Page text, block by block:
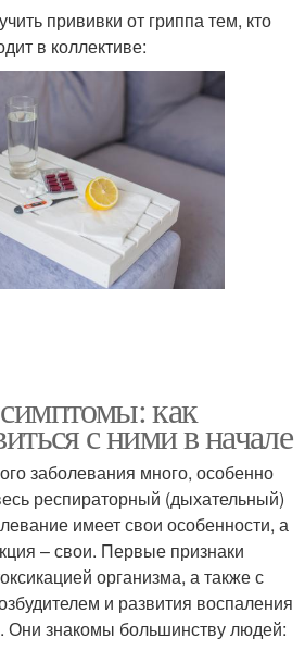
прививки от гриппа тем, кто
в коллективе:
как
с ними в начале
заболевания много, особенно
респираторный (дыхательный)
имеет свои особенности, а
– свои. Первые признаки
организма, а также с
и развития воспаления
Они знакомы большинству людей: